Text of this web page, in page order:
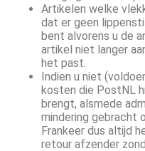
Artikelen welke
dat er geen
bent alvorens u de
artikel niet langer
het past.
Indien u niet
kosten die PostNL
brengt, alsmede
mindering gebracht
Frankeer dus altijd
retour afzender